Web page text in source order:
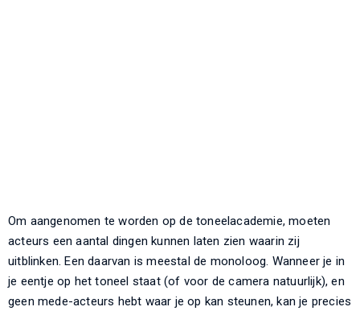
Om aangenomen te worden op de toneelacademie, moeten
acteurs een aantal dingen kunnen laten zien waarin zij
uitblinken. Een daarvan is meestal de monoloog. Wanneer je in
je eentje op het toneel staat (of voor de camera natuurlijk), en
geen mede-acteurs hebt waar je op kan steunen, kan je precies